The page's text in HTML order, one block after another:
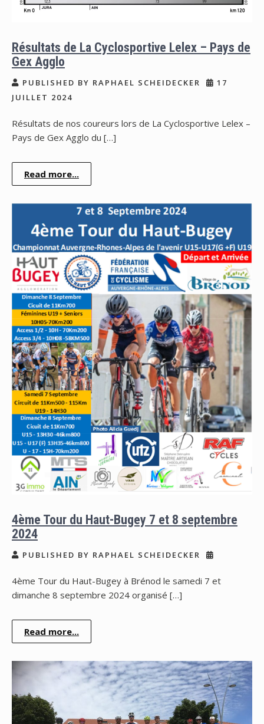
Résultats de La Cyclosportive Lelex – Pays de
Gex Agglo
PUBLISHED BY RAPHAEL SCHEIDECKER
17
JUILLET 2024
Résultats de nos coureurs lors de La Cyclosportive Lelex –
Pays de Gex Agglo du […]
Read more...
4ème Tour du Haut-Bugey 7 et 8 septembre
2024
PUBLISHED BY RAPHAEL SCHEIDECKER
4ème Tour du Haut-Bugey à Brénod le samedi 7 et
dimanche 8 septembre 2024 organisé […]
Read more...